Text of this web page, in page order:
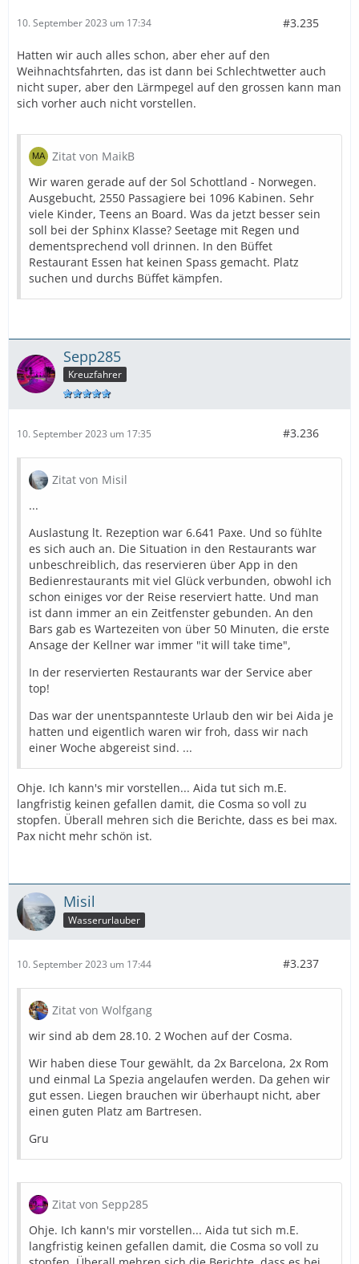
10. September 2023 um 17:34 #3.235
Hatten wir auch alles schon, aber eher auf den
Weihnachtsfahrten, das ist dann bei Schlechtwetter auch
nicht super, aber den Lärmpegel auf den grossen kann man
sich vorher auch nicht vorstellen.
Zitat von MaikB
Wir waren gerade auf der Sol Schottland - Norwegen.
Ausgebucht, 2550 Passagiere bei 1096 Kabinen. Sehr
viele Kinder, Teens an Board. Was da jetzt besser sein
soll bei der Sphinx Klasse? Seetage mit Regen und
dementsprechend voll drinnen. In den Büffet
Restaurant Essen hat keinen Spass gemacht. Platz
suchen und durchs Büffet kämpfen.
Sepp285
Kreuzfahrer
10. September 2023 um 17:35 #3.236
Zitat von Misil
...
Auslastung lt. Rezeption war 6.641 Paxe. Und so fühlte
es sich auch an. Die Situation in den Restaurants war
unbeschreiblich, das reservieren über App in den
Bedienrestaurants mit viel Glück verbunden, obwohl ich
schon einiges vor der Reise reserviert hatte. Und man
ist dann immer an ein Zeitfenster gebunden. An den
Bars gab es Wartezeiten von über 50 Minuten, die erste
Ansage der Kellner war immer "it will take time",
In der reservierten Restaurants war der Service aber
top!
Das war der unentspannteste Urlaub den wir bei Aida je
hatten und eigentlich waren wir froh, dass wir nach
einer Woche abgereist sind. ...
Ohje. Ich kann's mir vorstellen... Aida tut sich m.E.
langfristig keinen gefallen damit, die Cosma so voll zu
stopfen. Überall mehren sich die Berichte, dass es bei max.
Pax nicht mehr schön ist.
Misil
Wasserurlauber
10. September 2023 um 17:44 #3.237
Zitat von Wolfgang
wir sind ab dem 28.10. 2 Wochen auf der Cosma.
Wir haben diese Tour gewählt, da 2x Barcelona, 2x Rom
und einmal La Spezia angelaufen werden. Da gehen wir
gut essen. Liegen brauchen wir überhaupt nicht, aber
einen guten Platz am Bartresen.
Gru
Zitat von Sepp285
Ohje. Ich kann's mir vorstellen... Aida tut sich m.E.
langfristig keinen gefallen damit, die Cosma so voll zu